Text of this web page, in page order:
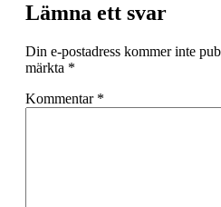
Lämna ett svar
Din e-postadress kommer inte
märkta *
Kommentar *